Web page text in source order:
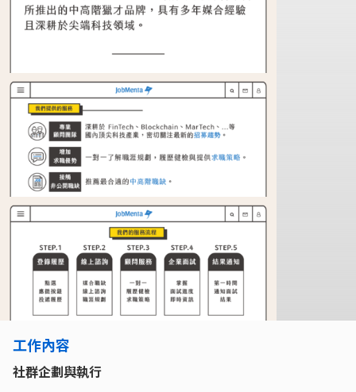
工作內容
社群企劃與執行